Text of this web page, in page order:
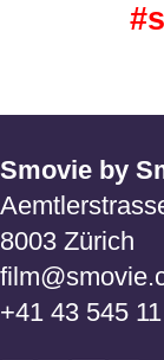
Smovie by
8003 Zürich
+41 43 545